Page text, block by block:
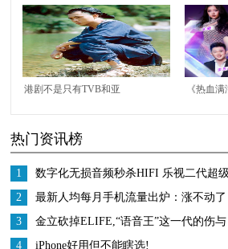
代仙侠”，《琉璃》发
扬光大，放大爱而不得
结局是什
找到雷
港剧不是只有TVB和亚
剧，不比TVB差
《热血
热门资讯榜
1
数字化无损音频秒杀HIFI 乐视二代超级
手机发起音质革命
2
最新人均每月手机流量出炉：涨不动了
3
金立砍掉ELIFE,“语音王”这一代的伤与
4 iPhone好用但不能瞎选!